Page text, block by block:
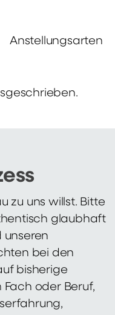
Anstellungsarten
zu uns willst. Bitte
glaubhaft
unseren
bei den
bisherige
oder Beruf,